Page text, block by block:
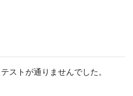
ストが通りませんでした。